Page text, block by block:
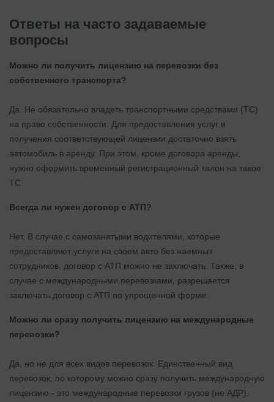
Ответы на часто задаваемые
вопросы
Можно ли получить лицензию на перевозки без
собственного транспорта?
Да. Не обязательно владеть транспортными средствами (ТС)
на праве собственности. Для предоставления услуг и
получения соответствующей лицензии достаточно взять
автомобиль в аренду. При этом, кроме договора аренды,
нужно оформить временный регистрационный талон на такое
ТС.
Всегда ли нужен договор с АТП?
Нет. В случае с самозанятыми водителями, которые
предоставляют услуги на своем авто без наемных
сотрудников, договор с АТП можно не заключать. Также, в
случае с международными перевозками, разрешается
заключать договор с АТП по упрощенной форме.
Можно ли сразу получить лицензию на международные
перевозки?
Да, но не для всех видов перевозок. Единственный вид
перевозок, по которому можно сразу получить международную
лицензию - это международные перевозки грузов (не АДР).